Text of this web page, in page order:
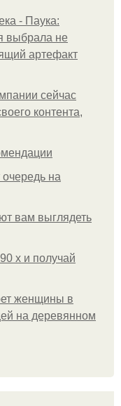
- Паука:
выбрала не
артефакт
сейчас
контента,
на
вам выглядеть
х и получай
женщины в
на деревянном